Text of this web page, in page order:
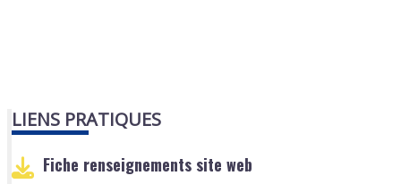
LIENS PRATIQUES
Fiche renseignements site web